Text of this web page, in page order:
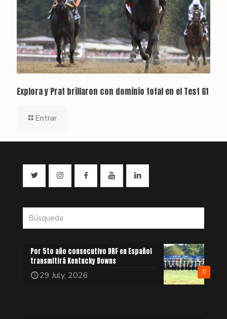
Explora y Prat brillaron con dominio total en el Test G1
Entrar
0
Por 5to año consecutivo DRF en Español
transmitirá Kentucky Downs
29 July, 2026